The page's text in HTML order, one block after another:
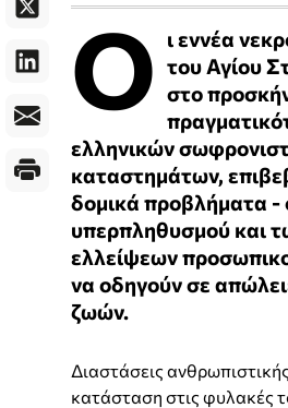
Ο ι εννέα
του Αγίου
στο
ελληνικών
καταστημάτων,
δομικά προβλήματα -
υπερπληθυσμού και
ελλείψεων
να οδηγούν σε
ζωών.
Διαστάσεις
κατάσταση στις φυλακές